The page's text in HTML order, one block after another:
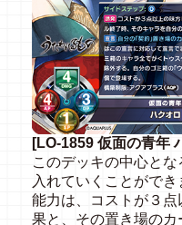
[LO-1859 仮面の青年
このデッキの中心と
入れていくことができ
能力は、コストが３
果と、その置き場の